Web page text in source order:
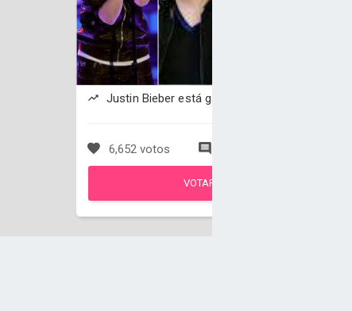
Justin Bieber está ganando
6,652 votos
VOTAR